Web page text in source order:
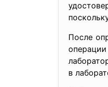
После
в